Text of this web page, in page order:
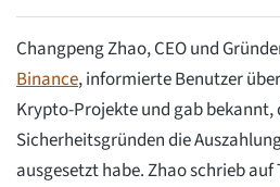
Changpeng Zhao, CEO und
Binance, informierte Benutzer
Krypto-Projekte und gab bekannt,
Sicherheitsgründen die
ausgesetzt habe. Zhao schrieb auf